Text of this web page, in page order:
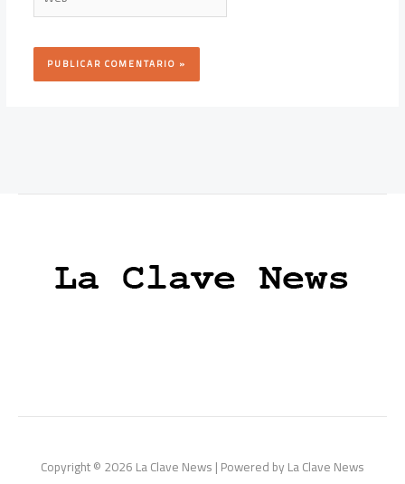
Copyright © 2026 La Clave News | Powered by La Clave News